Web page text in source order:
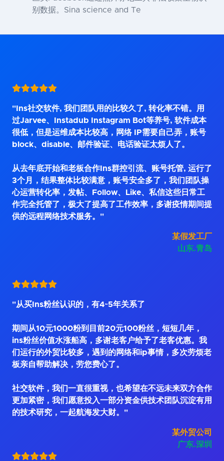
别数据。Sina science and Te
"Ins社交软件, 我们团队用的比较久了, 转化率不错。用
过Jarvee、Instadub Instagram Bot等养号, 软件成本
很低，但是运维成本比较高，网络 IP需要自己弄，账号
block、disable、邮件验证、电话验证太烦人了。
从去年底开始和老板合作Ins群控引流、账号托管, 运行了
3个月，结果整体比较满意，账号安全多了，我们团队操
心运营转化率，发帖、Follow、Like、私信这些日常工
作完全托管了，极大了提高了工作效率，多谢疫情期间提
供的远程网络技术服务。"
某假发工厂
山东.青岛
"从买Ins粉丝认识的，有4~5年关系了
期间从10元1000粉到目前20元100粉丝，短短几年，
ins粉丝价值水涨船高，多谢老客户给予了老客优惠。我
们运行的外贸比较多，遇到的网络和ip事情，多次劳烦老
板亲自帮助解决，劳您费心了。
社交软件，我们一直很重视，也希望在不远未来双方合作
更加紧密，我们愿意投入一部分资金供技术团队沉淀有用
的技术研究，一起航海发大财。"
某外贸公司
广东.深圳